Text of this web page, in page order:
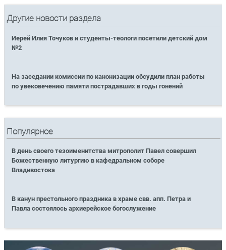
Другие новости раздела
Иерей Илия Точуков и студенты-теологи посетили детский дом
№2
На заседании комиссии по канонизации обсудили план работы
по увековечению памяти пострадавших в годы гонений
Популярное
В день своего тезоименитства митрополит Павел совершил
Божественную литургию в кафедральном соборе
Владивостока
В канун престольного праздника в храме свв. апп. Петра и
Павла состоялось архиерейское богослужение